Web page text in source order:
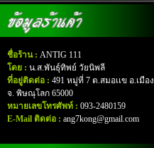
ชื่อร้าน : ANTIG 111
โดย : น.ส.พันธุ์ทิพย์ วัยนิพลี
ที่อยู่ติดต่อ : 491 หมู่ที่ 7 ต.สมอเเข อ.เมือง
จ. พิษณุโลก 65000
หมายเลขโทรศัพท์ : 093-2480159
E-Mail ติดต่อ : ang7kong@gmail.com